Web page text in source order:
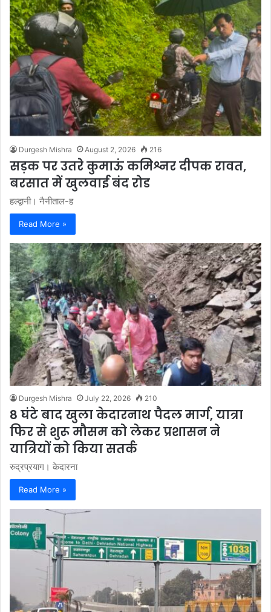
Durgesh Mishra August 2, 2026 216
सड़क पर उतरे कुमाऊं कमिश्नर दीपक रावत,
बरसात में खुलवाई बंद रोड
हल्द्वानी। नैनीताल-ह
Read More »
Durgesh Mishra July 22, 2026 210
8 घंटे बाद खुला केदारनाथ पैदल मार्ग, यात्रा
फिर से शुरू मौसम को लेकर प्रशासन ने
यात्रियों को किया सतर्क
रुद्रप्रयाग। केदारना
Read More »